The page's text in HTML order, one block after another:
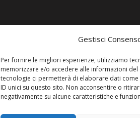
Gestisci
Per fornire le migliori esperienze, utilizziamo
memorizzare e/o accedere alle informazioni
tecnologie ci permetterà di elaborare dati
ID unici su questo sito. Non acconsentire o
negativamente su alcune caratteristiche e